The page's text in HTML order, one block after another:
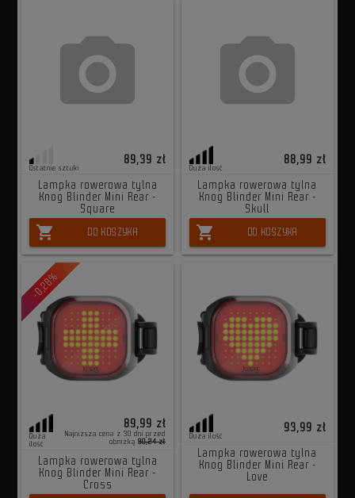
Ostatnie sztuki
89,39 zł
Lampka rowerowa tylna
Knog Blinder Mini Rear -
Square
shopping_cart DO KOSZYKA
Duża ilość
88,99 zł
Lampka rowerowa tylna
Knog Blinder Mini Rear -
Skull
shopping_cart DO KOSZYKA
-0,28%
Duża
ilość
Najniższa cena z 30 dni przed
obniżką 90,24 zł
89,99 zł
Lampka rowerowa tylna
Knog Blinder Mini Rear -
Cross
Duża ilość
93,99 zł
Lampka rowerowa tylna
Knog Blinder Mini Rear -
Love